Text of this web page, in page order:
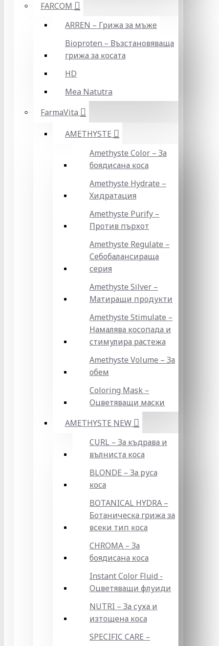
FARCOM
ARREN – Грижа за мъже
Bioproten – Възстановяваща
грижа за косата
HD
Mea Natutra
FarmaVita
AMETHYSTE
Amethyste Color – За
боядисана коса
Amethyste Hydrate –
Хидратация
Amethyste Purify –
Против пърхот
Amethyste Regulate –
Себобалансираща
серия
Amethyste Silver –
Матиращи продукти
Amethyste Stimulate –
Намалява косопада и
стимулира растежа
Amethyste Volume – За
обем
Coloring Mask –
Оцветяващи маски
AMETHYSTE NEW
CURL – За къдрава и
вълниста коса
BLONDE – За руса
коса
BOTANICAL HYDRA –
Ботаническа грижа за
всеки тип коса
CHROMA – За
боядисана коса
Instant Color Fluid -
Оцветяващи флуиди
NUTRI – За суха и
изтощена коса
SPECIFIC CARE –